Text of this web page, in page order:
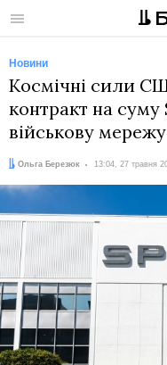
Меню
Новини
Космічні сили
контракт на суму
військову
Автор:
Ольга Березюк
Дата: 13:04, 27 травня